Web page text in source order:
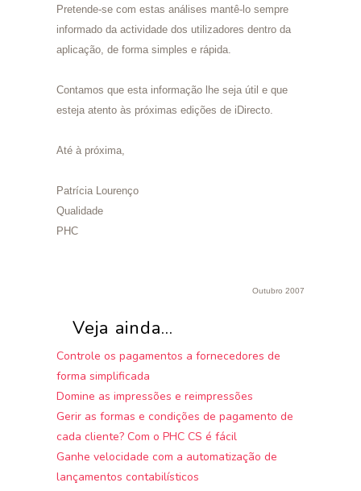
Pretende-se com estas análises mantê-lo sempre
informado da actividade dos utilizadores dentro da
aplicação, de forma simples e rápida.
Contamos que esta informação lhe seja útil e que
esteja atento às próximas edições de iDirecto.
Até à próxima,
Patrícia Lourenço
Qualidade
PHC
Outubro 2007
Veja ainda...
Controle os pagamentos a fornecedores de
forma simplificada
Domine as impressões e reimpressões
Gerir as formas e condições de pagamento de
cada cliente? Com o PHC CS é fácil
Ganhe velocidade com a automatização de
lançamentos contabilísticos